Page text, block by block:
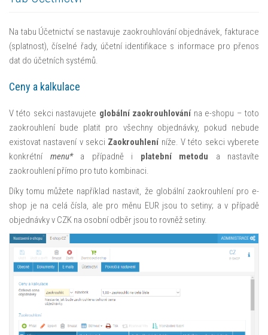
Na tabu Účetnictví se nastavuje zaokrouhlování objednávek, fakturace
(splatnost), číselné řady, účetní identifikace s informace pro přenos
dat do účetních systémů.
Ceny a kalkulace
V této sekci nastavujete globální zaokrouhlovánína e-shopu – toto
zaokrouhlení bude platit pro všechny objednávky, pokud nebude
existovat nastavení v sekci Zaokrouhleníníže. V této sekci vyberete
konkrétní menu*a případně i platební metodu a nastavíte
zaokrouhlení přímo pro tuto kombinaci.
Díky tomu můžete například nastavit, že globální zaokrouhlení pro e-
shop je na celá čísla, ale pro měnu EUR jsou to setiny; a v případě
objednávky v CZK na osobní odběr jsou to rovněž setiny.